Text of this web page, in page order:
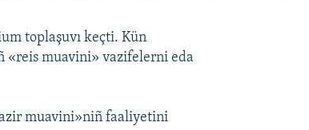
toplaşuvı keçti. Kün
«reis muavini» vazifelerni eda
muavini»niñ faaliyetini